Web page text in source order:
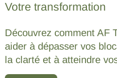
Votre transformation
Découvrez comment AF
aider à dépasser vos
la clarté et à atteindre